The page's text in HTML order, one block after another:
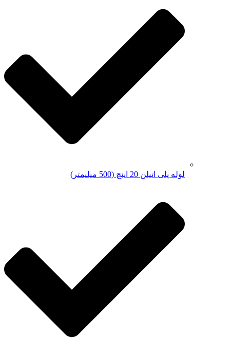
لوله پلی اتیلن 20 اینچ (500 میلیمتر)